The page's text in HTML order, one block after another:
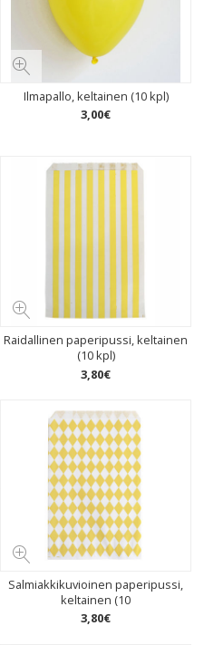
Ilmapallo, keltainen (10 kpl)
3,00€
Raidallinen paperipussi, keltainen
(10 kpl)
3,80€
Salmiakkikuvioinen paperipussi,
keltainen (10
3,80€